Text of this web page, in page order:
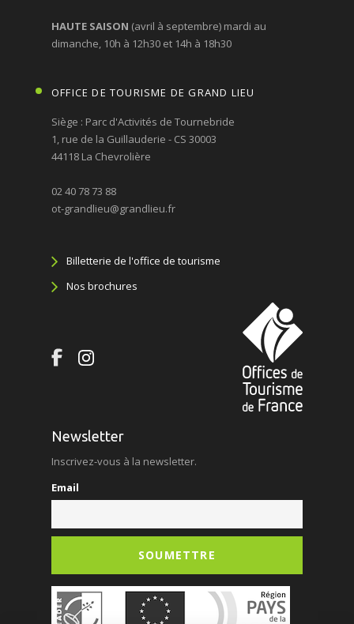
HAUTE SAISON (avril à septembre) mardi au
dimanche, 10h à 12h30 et 14h à 18h30
OFFICE DE TOURISME DE GRAND LIEU
Siège : Parc d'Activités de Tournebride
1, rue de la Guillauderie - CS 30003
44118 La Chevrolière
02 40 78 73 88
ot-grandlieu@grandlieu.fr
Billetterie de l'office de tourisme
Nos brochures
Newsletter
Inscrivez-vous à la newsletter.
Email